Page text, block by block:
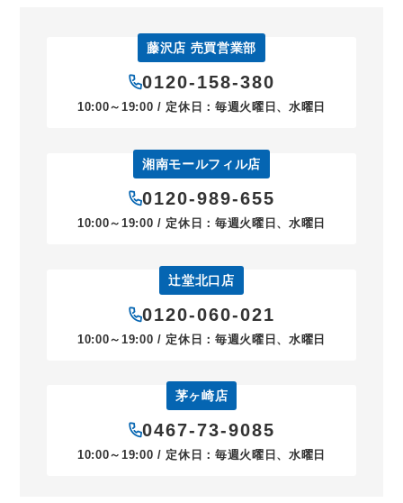
藤沢店 売買営業部
0120-158-380
10:00～19:00 / 定休日：毎週火曜日、水曜日
湘南モールフィル店
0120-989-655
10:00～19:00 / 定休日：毎週火曜日、水曜日
辻堂北口店
0120-060-021
10:00～19:00 / 定休日：毎週火曜日、水曜日
茅ヶ崎店
0467-73-9085
10:00～19:00 / 定休日：毎週火曜日、水曜日